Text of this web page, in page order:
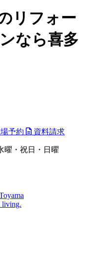
リフォー
なら喜多
予約 資料請求
曜・祝日・日曜
living.